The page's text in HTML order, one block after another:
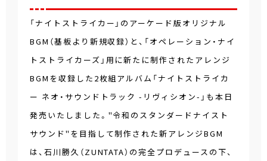
「ナイトストライカー」のアーケード版オリジナル
BGM（基板より新規収録）と、「オペレーション・ナイ
トストライカーズ」用に新たに制作されたアレンジ
BGMを収録した2枚組アルバム「ナイトストライカ
ー ネオ・サウンドトラック -リヴィシオン-」も本日
発売いたしました。"令和のスタンダードナイスト
サウンド"を目指して制作された新アレンジBGM
は、石川勝久（ZUNTATA）の完全プロデュースの下、